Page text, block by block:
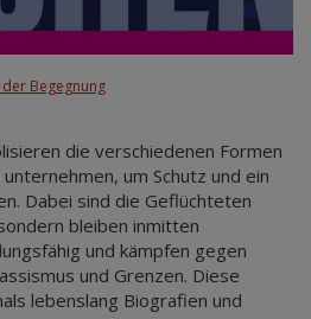
der Begegnung
die verschiedenen Formen
um Schutz und ein
Dabei sind die Geflüchteten
bleiben inmitten
und kämpfen gegen
und Grenzen. Diese
lebenslang Biografien und